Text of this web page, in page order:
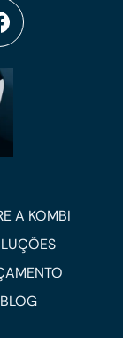
A KOMBI
BLOG